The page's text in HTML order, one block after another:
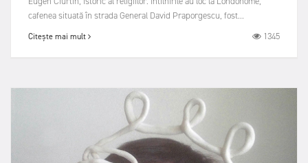
cafenea situată în strada General David Praporgescu, fost...
Citește mai mult 1345